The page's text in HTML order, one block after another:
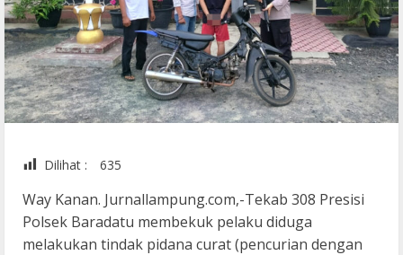
Dilihat : 635
Way Kanan. Jurnallampung.com,-Tekab 308 Presisi
Polsek Baradatu membekuk pelaku diduga
melakukan tindak pidana curat (pencurian dengan